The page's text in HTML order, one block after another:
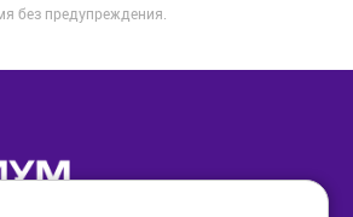
без предупреждения.